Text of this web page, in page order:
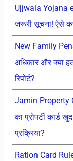
Ujjwala Yojana
जरूरी सूचना! ऐसे
New Family
अधिकार और क्या
रिपोर्ट?
Jamin Property
का प्रोपर्टी कार्ड
प्रक्रिया?
Ration Card